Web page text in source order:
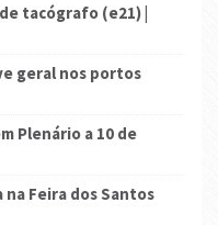
tacógrafo (e21) |
geral nos portos
Plenário a 10 de
na Feira dos Santos